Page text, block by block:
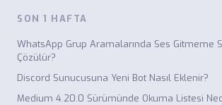
SON 1 HAFTA
WhatsApp Grup Aramalarında Ses Gitmeme
Çözülür?
Discord Sunucusuna Yeni Bot Nasıl Eklenir?
Medium 4.20.0 Sürümünde Okuma Listesi